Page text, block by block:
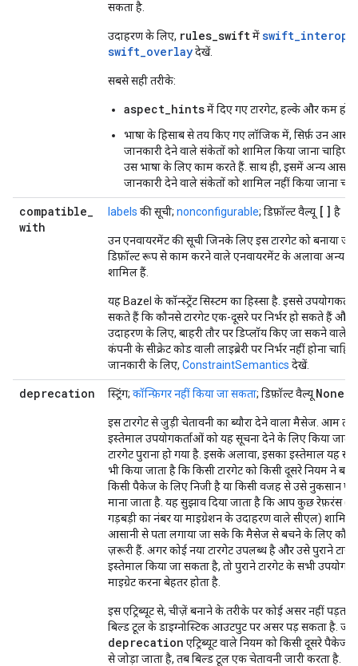
सकता है.
उदाहरण के लिए, rules_swiftमें
swift_overlayदेखें.
सबसे सही तरीके:
aspect_hintsमें दिए गए टारगेट, हल्के और कम होने
भाषा के हिसाब से तय किए गए लॉजिक में, सिर्फ़ उन
जानकारी देने वाले संकेतों को शामिल किया जाना चाहिए
उस भाषा के लिए काम करते हैं. साथ ही, इसमें अन्य
जानकारी देने वाले संकेतों को शामिल नहीं किया जाना
compatible_
with
labels की सूची; nonconfigurable; डिफ़ॉल्ट वैल्यू [] है
उन एनवायरमेंट की सूची जिनके लिए इस टारगेट को बनाया
डिफ़ॉल्ट रूप से काम करने वाले एनवायरमेंट के अलावा अन्य
शामिल हैं.
यह Bazel के कॉन्स्ट्रेंट सिस्टम का हिस्सा है. इससे
सकते हैं कि कौनसे टारगेट एक-दूसरे पर निर्भर हो सकते हैं और
उदाहरण के लिए, बाहरी तौर पर डिप्लॉय किए जा सकने वाले
कंपनी के सीक्रेट कोड वाली लाइब्रेरी पर निर्भर नहीं होना
जानकारी के लिए, ConstraintSemantics देखें.
deprecation स्ट्रिंग; कॉन्फ़िगर नहीं किया जा सकता; डिफ़ॉल्ट वैल्यू None
इस टारगेट से जुड़ी चेतावनी का ब्यौरा देने वाला मैसेज. आम
इस्तेमाल उपयोगकर्ताओं को यह सूचना देने के लिए किया जाता
टारगेट पुराना हो गया है. इसके अलावा, इसका इस्तेमाल यह
भी किया जाता है कि किसी टारगेट को किसी दूसरे नियम ने
किसी पैकेज के लिए निजी है या किसी वजह से उसे नुकसान
माना जाता है. यह सुझाव दिया जाता है कि आप कुछ रेफ़रंस
गड़बड़ी का नंबर या माइग्रेशन के उदाहरण वाले सीएल) शामिल
आसानी से पता लगाया जा सके कि मैसेज से बचने के लिए
ज़रूरी हैं. अगर कोई नया टारगेट उपलब्ध है और उसे पुराने
इस्तेमाल किया जा सकता है, तो पुराने टारगेट के सभी
माइग्रेट करना बेहतर होता है.
इस एट्रिब्यूट से, चीज़ें बनाने के तरीके पर कोई असर नहीं पड़ता.
बिल्ड टूल के डाइग्नोस्टिक आउटपुट पर असर पड़ सकता है. जब
deprecation एट्रिब्यूट वाले नियम को किसी दूसरे पैकेज
से जोड़ा जाता है, तब बिल्ड टूल एक चेतावनी जारी करता है.